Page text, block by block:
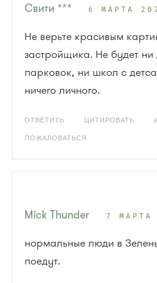
Свити *** 6 МАРТА
Не верьте красивым
застройщика. Не будет ни
парковок, ни школ с
ничего личного.
ОТВЕТИТЬ ЦИТИРОВАТЬ
ПОЖАЛОВАТЬСЯ
Mick Thunder 7 МАРТА
нормальные люди в
поедут.